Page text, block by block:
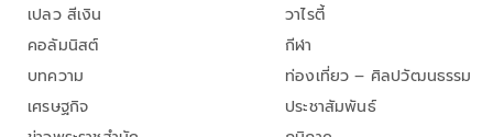
เปลว สีเงิน
คอลัมนิสต์
บทความ
เศรษฐกิจ
วาไรตี้
กีฬา
ท่องเที่ยว – ศิลปวัฒนธรรม
ประชาสัมพันธ์